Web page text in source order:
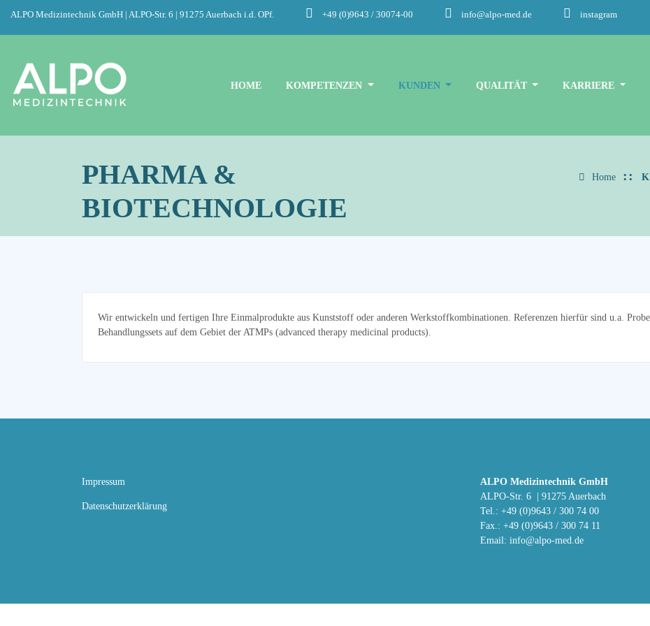
ALPO Medizintechnik GmbH | ALPO-Str. 6 | 91275 Auerbach i.d. OPf. +49 (0)9643 / 30074-00 info@alpo-med.de instagram
HOME KOMPETENZEN KUNDEN QUALITÄT KARRIERE
PHARMA &
BIOTECHNOLOGIE
Home
Wir entwickeln und fertigen Ihre Einmalprodukte aus Kunststoff oder anderen Werkstoffkombinationen. Referenzen hierfür sind u.a.
Behandlungssets auf dem Gebiet der ATMPs (advanced therapy medicinal products).
Impressum
Datenschutz­erklärung
ALPO Medizintechnik GmbH
ALPO-Str. 6 | 91275 Auerbach
Tel.: +49 (0)9643 / 300 74 00
Fax.: +49 (0)9643 / 300 74 11
Email: info@alpo-med.de